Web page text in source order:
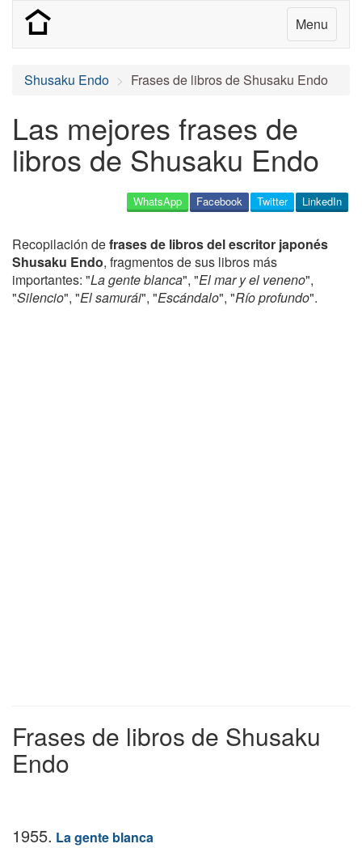
Menu
Shusaku Endo Frases de libros de Shusaku Endo
Las mejores frases de
libros de Shusaku Endo
LinkedIn
Twitter
Facebook
WhatsApp
Recopilación defrases de libros del escritor japonés
Shusaku Endo, fragmentos de sus libros más
importantes: "La gente blanca", "El mar y el veneno",
"Silencio", "El samurái", "Escándalo", "Río profundo".
Frases de libros de Shusaku
Endo
1955. La gente blanca